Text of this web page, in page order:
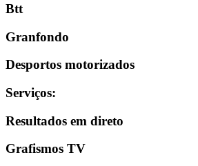
Btt
Granfondo
Desportos motorizados
Serviços:
Resultados em direto
Grafismos TV